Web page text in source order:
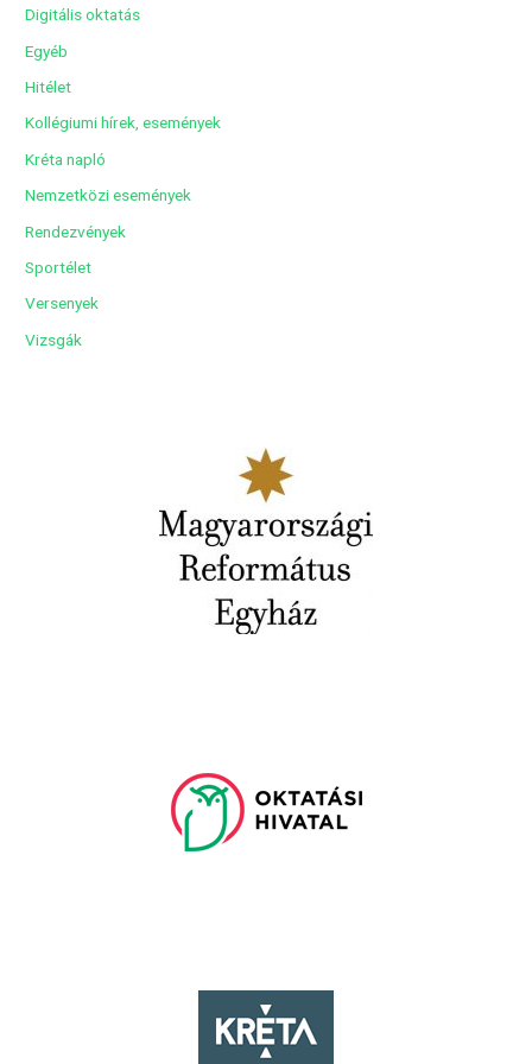
Digitális oktatás
Egyéb
Hitélet
Kollégiumi hírek, események
Kréta napló
Nemzetközi események
Rendezvények
Sportélet
Versenyek
Vizsgák